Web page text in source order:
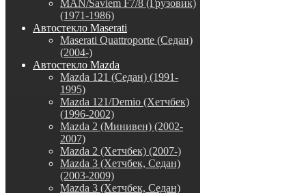
MAN/Saviem F7/8 (Грузовик)
(1971-1986)
Автостекло Maserati
Maserati Quattroporte (Седан)
(2004-)
Автостекло Mazda
Mazda 121 (Седан) (1991-
1995)
Mazda 121/Demio (Хетчбек)
(1996-2002)
Mazda 2 (Минивен) (2002-
2007)
Mazda 2 (Хетчбек) (2007-)
Mazda 3 (Хетчбек, Седан)
(2003-2009)
Mazda 3 (Хетчбек, Седан)